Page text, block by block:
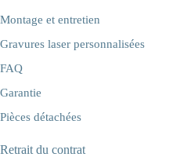
Montage et entretien
Gravures laser personnalisées
FAQ
Garantie
Pièces détachées
Retrait du contrat